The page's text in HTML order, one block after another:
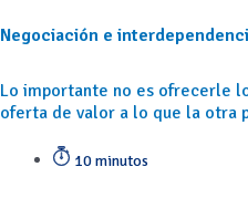
Negociación e
Lo importante no es ofrecerle
oferta de valor a lo que la otra
10 minutos